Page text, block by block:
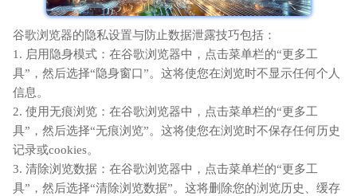
谷歌浏览器的隐私设置与防止数据泄露技巧包括：
1. 启用隐身模式：在谷歌浏览器中，点击菜单栏的“更多工
具”，然后选择“隐身窗口”。这将使您在浏览时不显示任何个人
信息。
2. 使用无痕浏览：在谷歌浏览器中，点击菜单栏的“更多工
具”，然后选择“无痕浏览”。这将使您在浏览时不保存任何历史
记录或cookies。
3. 清除浏览数据：在谷歌浏览器中，点击菜单栏的“更多工
具”，然后选择“清除浏览数据”。这将删除您的浏览历史、缓存